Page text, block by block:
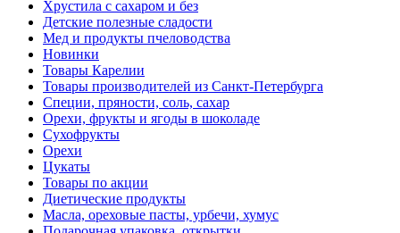
Хрустила с сахаром и без
Детские полезные сладости
Мед и продукты пчеловодства
Новинки
Товары Карелии
Товары производителей из Санкт-Петербурга
Специи, пряности, соль, сахар
Орехи, фрукты и ягоды в шоколаде
Сухофрукты
Орехи
Цукаты
Товары по акции
Диетические продукты
Масла, ореховые пасты, урбечи, хумус